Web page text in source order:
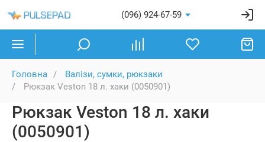
(096) 924-67-59
Головна
Валізи, сумки, рюкзаки
Рюкзак Veston 18 л. хаки (0050901)
Рюкзак Veston 18 л. хаки
(0050901)